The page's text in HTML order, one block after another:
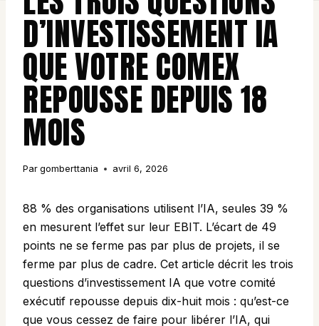
D’INVESTISSEMENT IA
QUE VOTRE COMEX
REPOUSSE DEPUIS 18
MOIS
Par gomberttania avril 6, 2026
88 % des organisations utilisent l’IA, seules 39 %
en mesurent l’effet sur leur EBIT. L’écart de 49
points ne se ferme pas par plus de projets, il se
ferme par plus de cadre. Cet article décrit les trois
questions d’investissement IA que votre comité
exécutif repousse depuis dix-huit mois : qu’est-ce
que vous cessez de faire pour libérer l’IA, qui